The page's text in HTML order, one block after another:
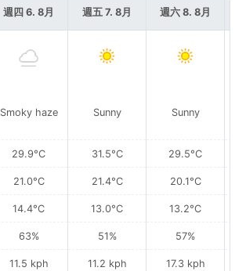
週四 6. 8月
Smoky haze
29.9°C
21.0°C
14.4°C
63%
11.5 kph
週五 7. 8月
Sunny
31.5°C
21.4°C
13.0°C
51%
11.2 kph
週六 8. 8月
Sunny
29.5°C
20.1°C
13.2°C
57%
17.3 kph